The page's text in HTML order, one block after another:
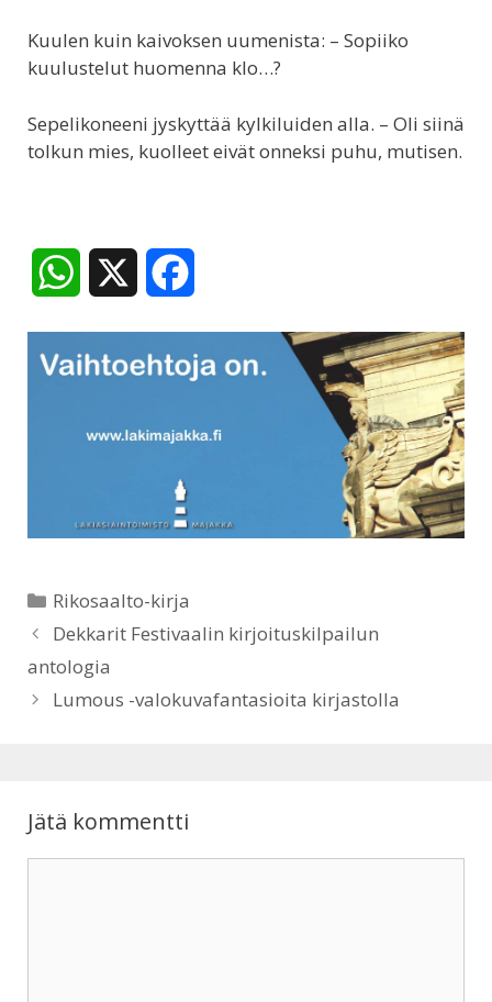
Kuulen kuin kaivoksen uumenista: – Sopiiko
kuulustelut huomenna klo…?
Sepelikoneeni jyskyttää kylkiluiden alla. – Oli siinä
tolkun mies, kuolleet eivät onneksi puhu, mutisen.
a
p
c
Kategoriat
Rikosaalto-kirja
Dekkarit Festivaalin kirjoituskilpailun
antologia
Lumous -valokuvafantasioita kirjastolla
Jätä kommentti